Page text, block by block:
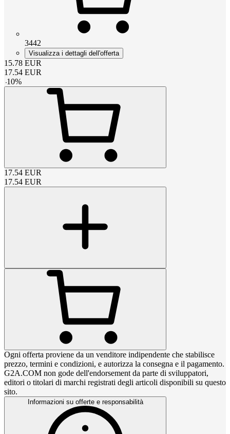
3442
Visualizza i dettagli dell'offerta
15.78 EUR
17.54 EUR
-10%
17.54 EUR
17.54 EUR
Ogni offerta proviene da un venditore indipendente che stabilisce
prezzo, termini e condizioni, e autorizza la consegna e il pagamento.
G2A.COM non gode dell'endorsement da parte di sviluppatori,
editori o titolari di marchi registrati degli articoli disponibili su questo
sito.
Informazioni su offerte e responsabilità